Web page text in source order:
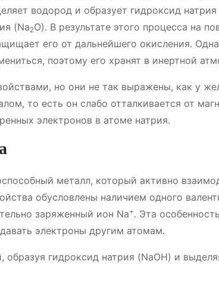
водород и образует гидроксид
(Na2O)․ В результате этого процесса на
его от дальнейшего окисления․
поэтому его хранят в инертной
но они не так выражены, как у
то есть он слабо отталкивается от
электронов в атоме натрия․
металл, который активно
обусловлены наличием одного
заряженный ион Na+․ Эта
электроны другим атомам․
образуя гидроксид натрия (NaOH) и